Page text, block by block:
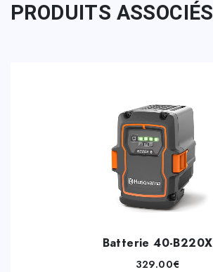
PRODUITS ASSOCIÉS
Batterie 40-B220X
329.00€